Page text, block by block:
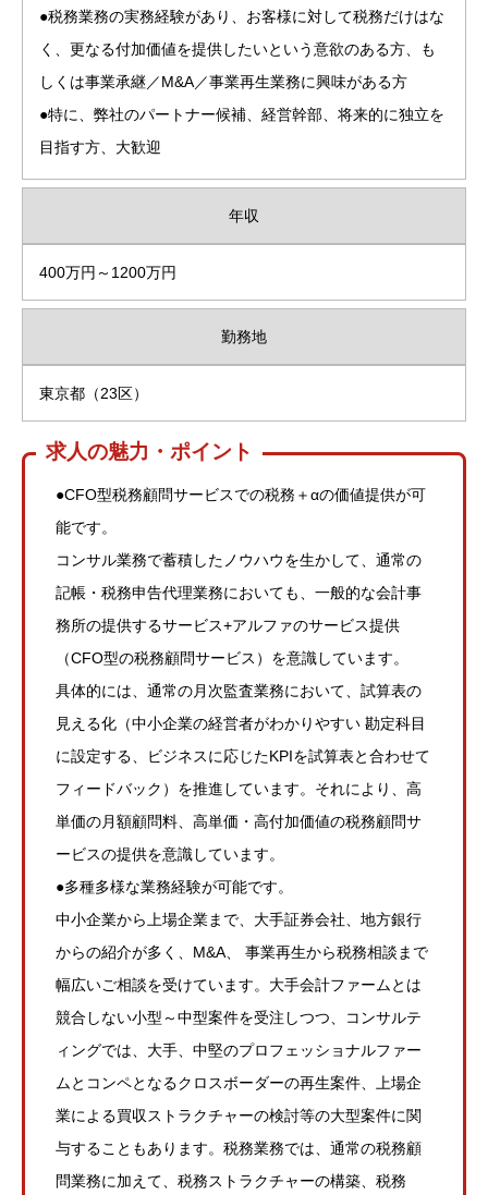
●税務業務の実務経験があり、お客様に対して税務だけはな
く、更なる付加価値を提供したいという意欲のある方、も
しくは事業承継／M&A／事業再生業務に興味がある方
●特に、弊社のパートナー候補、経営幹部、将来的に独立を
目指す方、大歓迎
年収
400万円～1200万円
勤務地
東京都（23区）
求人の魅力・ポイント
●CFO型税務顧問サービスでの税務＋αの価値提供が可
能です。
コンサル業務で蓄積したノウハウを生かして、通常の
記帳・税務申告代理業務においても、一般的な会計事
務所の提供するサービス+アルファのサービス提供
（CFO型の税務顧問サービス）を意識しています。
具体的には、通常の月次監査業務において、試算表の
見える化（中小企業の経営者がわかりやすい 勘定科目
に設定する、ビジネスに応じたKPIを試算表と合わせて
フィードバック）を推進しています。それにより、高
単価の月額顧問料、高単価・高付加価値の税務顧問サ
ービスの提供を意識しています。
●多種多様な業務経験が可能です。
中小企業から上場企業まで、大手証券会社、地方銀行
からの紹介が多く、M&A、 事業再生から税務相談まで
幅広いご相談を受けています。大手会計ファームとは
競合しない小型～中型案件を受注しつつ、コンサルテ
ィングでは、大手、中堅のプロフェッショナルファー
ムとコンペとなるクロスボーダーの再生案件、上場企
業による買収ストラクチャーの検討等の大型案件に関
与することもあります。税務業務では、通常の税務顧
問業務に加えて、税務ストラクチャーの構築、税務